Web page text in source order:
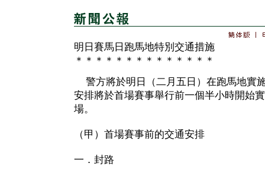
明日賽馬日跑馬地特別交通措施
＊＊＊＊＊＊＊＊＊＊＊＊＊＊
警方將於明日（二月五日）在跑馬地實
安排將於首場賽事舉行前一個半小時開始
場。
（甲）首場賽事前的交通安排
一．封路